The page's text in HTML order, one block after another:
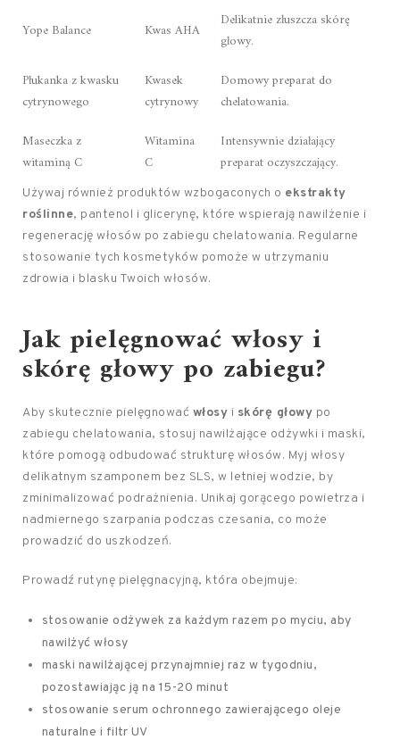
Yope Balance Kwas AHA
Delikatnie złuszcza skórę
głowy.
Płukanka z kwasku
cytrynowego
Kwasek
cytrynowy
Domowy preparat do
chelatowania.
Maseczka z
witaminą C
Witamina
C
Intensywnie działający
preparat oczyszczający.
Używaj również produktów wzbogaconych o ekstrakty
roślinne, pantenol i glicerynę, które wspierają nawilżenie i
regenerację włosów po zabiegu chelatowania. Regularne
stosowanie tych kosmetyków pomoże w utrzymaniu
zdrowia i blasku Twoich włosów.
Jak pielęgnować włosy i
skórę głowy po zabiegu?
Aby skutecznie pielęgnować włosy i skórę głowy po
zabiegu chelatowania, stosuj nawilżające odżywki i maski,
które pomogą odbudować strukturę włosów. Myj włosy
delikatnym szamponem bez SLS, w letniej wodzie, by
zminimalizować podrażnienia. Unikaj gorącego powietrza i
nadmiernego szarpania podczas czesania, co może
prowadzić do uszkodzeń.
Prowadź rutynę pielęgnacyjną, która obejmuje:
stosowanie odżywek za każdym razem po myciu, aby
nawilżyć włosy
maski nawilżającej przynajmniej raz w tygodniu,
pozostawiając ją na 15-20 minut
stosowanie serum ochronnego zawierającego oleje
naturalne i filtr UV